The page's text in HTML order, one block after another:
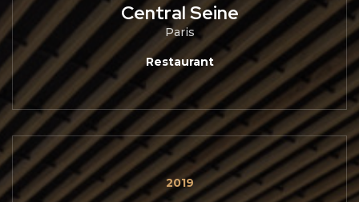
Central Seine
Paris
Restaurant
2019